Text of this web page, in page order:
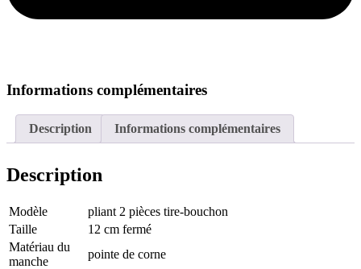
Informations complémentaires
Description Informations complémentaires
Description
Modèle
pliant 2 pièces tire-bouchon
Taille
12 cm fermé
Matériau du
manche
pointe de corne